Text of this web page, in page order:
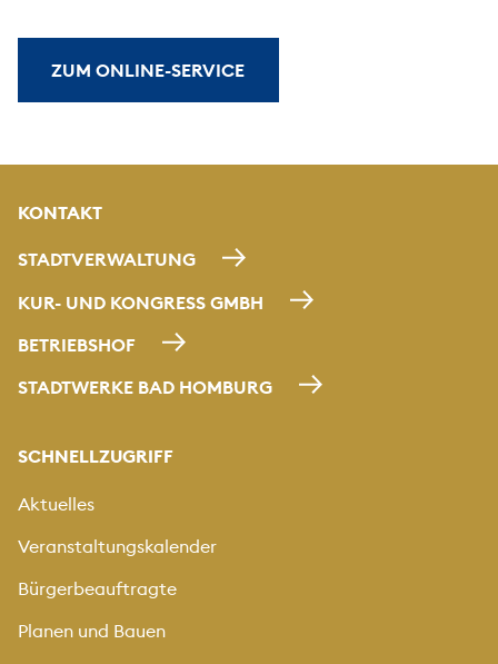
ZUM ONLINE-SERVICE
KONTAKT
STADTVERWALTUNG
KUR- UND KONGRESS GMBH
BETRIEBSHOF
STADTWERKE BAD HOMBURG
SCHNELLZUGRIFF
Aktuelles
Veranstaltungskalender
Bürgerbeauftragte
Planen und Bauen